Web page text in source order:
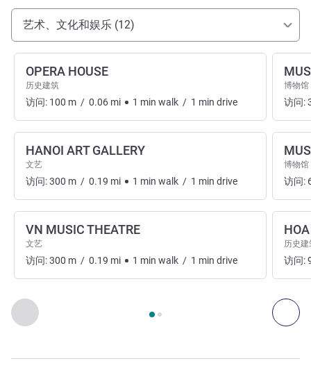
抵达和交通
艺术、文化和娱乐 (12)
上一个 - 艺术、文化和娱乐 下
第 页，共 , 艺术、文化和娱乐 1 :, 艺术、文化和娱乐 2 :
OPERA HOUSE
历史建筑
访问: 100 m / 0.06 mi 1 min walk / 1 min drive
HANOI ART GALLERY
文艺
访问:300 m / 0.19 mi 1 min walk / 1 min drive
VN MUSIC THEATRE
文艺
访问:300 m / 0.19 mi 1 min walk / 1 min drive
博物馆
访问:
博物馆
访问:
历史建
访问: